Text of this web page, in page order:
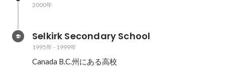
2000年
Selkirk Secondary School
1995年- 1999年
Canada B.C.州にある高校